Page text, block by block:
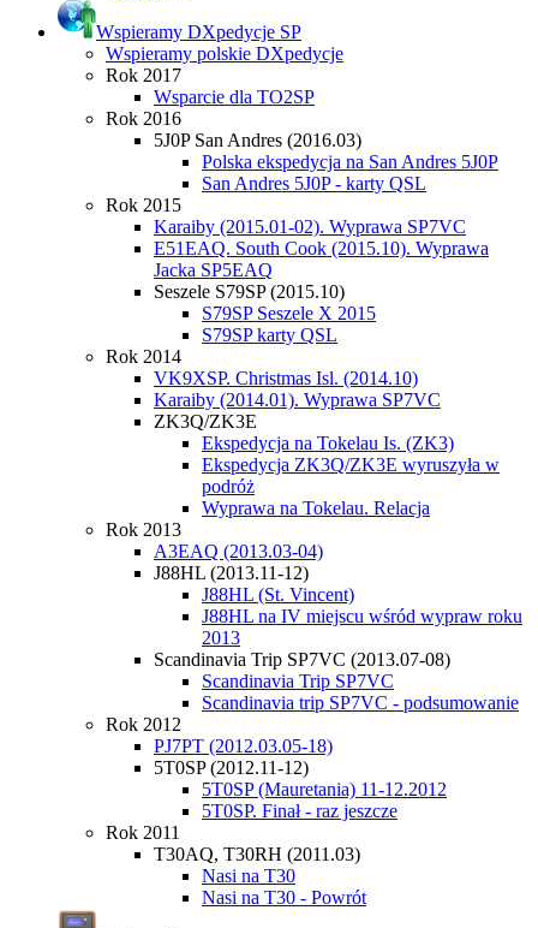
Wspieramy DXpedycje SP
Wspieramy polskie DXpedycje
Rok 2017
Wsparcie dla TO2SP
Rok 2016
5J0P San Andres (2016.03)
Polska ekspedycja na San Andres 5J0P
San Andres 5J0P - karty QSL
Rok 2015
Karaiby (2015.01-02). Wyprawa SP7VC
E51EAQ. South Cook (2015.10). Wyprawa
Jacka SP5EAQ
Seszele S79SP (2015.10)
S79SP Seszele X 2015
S79SP karty QSL
Rok 2014
VK9XSP. Christmas Isl. (2014.10)
Karaiby (2014.01). Wyprawa SP7VC
ZK3Q/ZK3E
Ekspedycja na Tokelau Is. (ZK3)
Ekspedycja ZK3Q/ZK3E wyruszyła w
podróż
Wyprawa na Tokelau. Relacja
Rok 2013
A3EAQ (2013.03-04)
J88HL (2013.11-12)
J88HL (St. Vincent)
J88HL na IV miejscu wśród wypraw roku
2013
Scandinavia Trip SP7VC (2013.07-08)
Scandinavia Trip SP7VC
Scandinavia trip SP7VC - podsumowanie
Rok 2012
PJ7PT (2012.03.05-18)
5T0SP (2012.11-12)
5T0SP (Mauretania) 11-12.2012
5T0SP. Finał - raz jeszcze
Rok 2011
T30AQ, T30RH (2011.03)
Nasi na T30
Nasi na T30 - Powrót